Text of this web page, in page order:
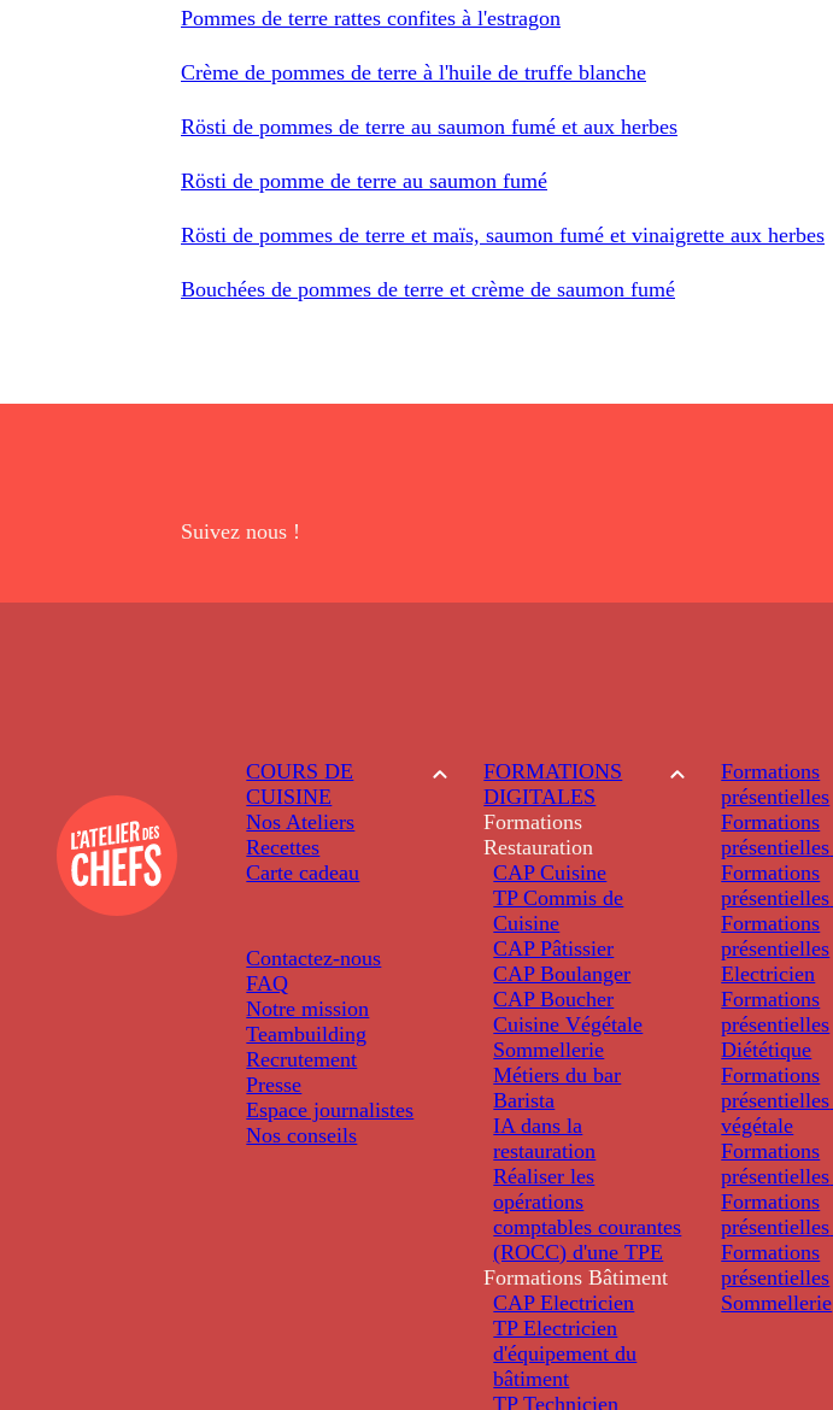
Pommes de terre rattes confites à l'estragon
Crème de pommes de terre à l'huile de truffe blanche
Rösti de pommes de terre au saumon fumé et aux herbes
Rösti de pomme de terre au saumon fumé
Rösti de pommes de terre et maïs, saumon fumé et vinaigrette aux herbes
Bouchées de pommes de terre et crème de saumon fumé
Suivez nous !
COURS DE
CUISINE
Nos Ateliers
Recettes
Carte cadeau
Contactez-nous
FAQ
Notre mission
Teambuilding
Recrutement
Presse
Espace journalistes
Nos conseils
FORMATIONS
DIGITALES
Formations
Restauration
CAP Cuisine
TP Commis de
Cuisine
CAP Pâtissier
CAP Boulanger
CAP Boucher
Cuisine Végétale
Sommellerie
Métiers du bar
Barista
IA dans la
restauration
Réaliser les
opérations
comptables courantes
(ROCC) d'une TPE
Formations Bâtiment
CAP Electricien
TP Electricien
d'équipement du
bâtiment
TP Technicien
Formations
présentielles
Formations
présentielles
Formations
présentielles
Formations
présentielles
Electricien
Formations
présentielles
Diététique
Formations
présentielles
végétale
Formations
présentielles
Formations
présentielles
Formations
présentielles
Sommellerie